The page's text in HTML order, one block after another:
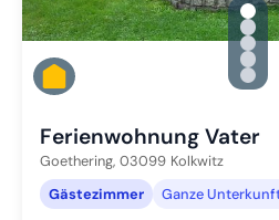
Zu
Zu
Zu
Zu
Zu
Ferienwohnung Vater
Goethering, 03099 Kolkwitz
Gästezimmer
Ganze